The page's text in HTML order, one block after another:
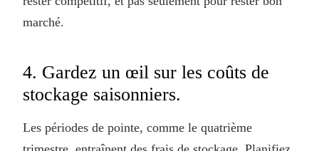
marché.
4. Gardez un œil sur les coûts de
stockage saisonniers.
Les périodes de pointe, comme le quatrième